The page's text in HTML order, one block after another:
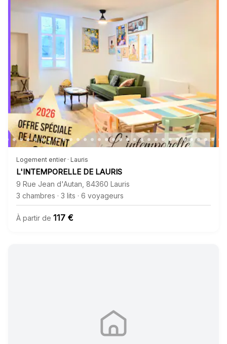
Logement entier · Lauris
L'INTEMPORELLE DE LAURIS
9 Rue Jean d'Autan 84360 Lauris
3 chambres · 3 lits · 6 voyageurs
À partir de 117 €